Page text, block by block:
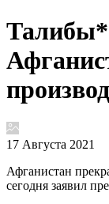
Талибы*
17 Августа 2021
Афганистан
сегодня заявил